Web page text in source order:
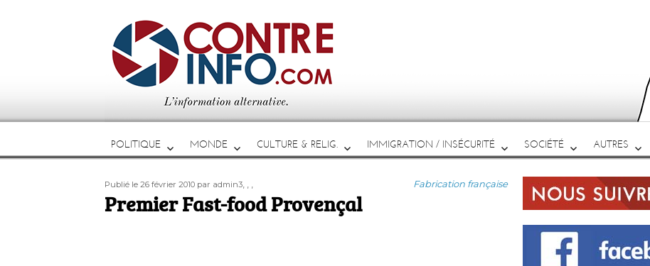
POLITIQUE MONDE CULTURE & RELIG. IMMIGRATION / INSÉCURITÉ SOCIÉTÉ AUTRES
Publié
le
Publié le 26 février 2010 Auteur
par admin3 Catégories
Fabrication française
Étiquettes
, , ,
Premier Fast-food Provençal